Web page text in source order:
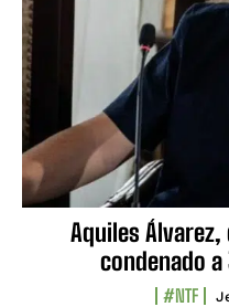
Aquiles
condenado
#NTF